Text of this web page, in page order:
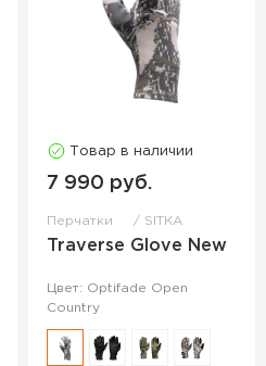
Товар в наличии
7 990 руб.
Перчатки SITKA
Traverse Glove New
Цвет: Optifade Open
Country